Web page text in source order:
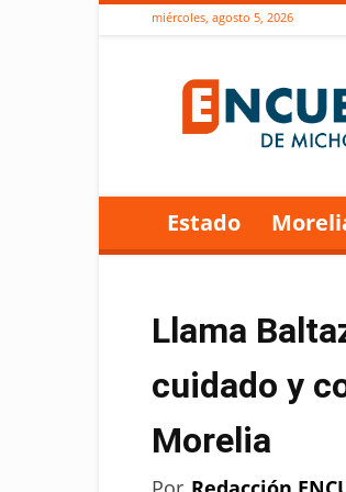
miércoles, agosto 5, 2026
Estado
Llama
cuidado y
Morelia